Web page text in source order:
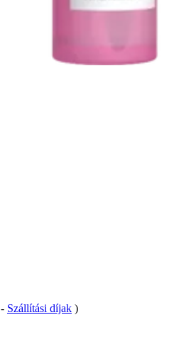
- Szállítási díjak )